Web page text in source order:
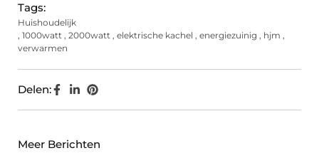
Tags:
Huishoudelijk
, 1000watt , 2000watt , elektrische kachel , energiezuinig , hjm ,
verwarmen
Delen:
Meer Berichten